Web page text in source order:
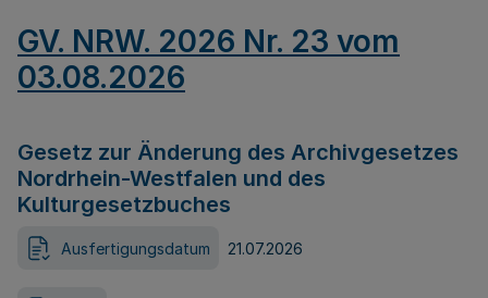
GV. NRW. 2026 Nr. 23 vom
03.08.2026
Gesetz zur Änderung des Archivgesetzes
Nordrhein-Westfalen und des
Kulturgesetzbuches
Ausfertigungsdatum 21.07.2026